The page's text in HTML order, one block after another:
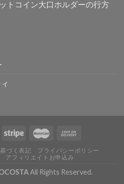
トコイン大口ホルダーの行方
づく表記
プライバシーポリシー
アフィリエイトお申込み
All Rights Reserved.